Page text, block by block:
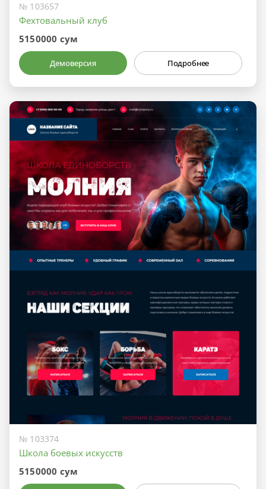
№ 103657
Фехтовальный клуб
5150000 сум
Демоверсия Подробнее
№ 103374
Школа боевых искусств
5150000 сум